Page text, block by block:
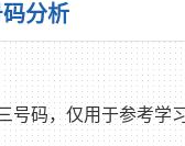
分析
号码，仅用于参考学